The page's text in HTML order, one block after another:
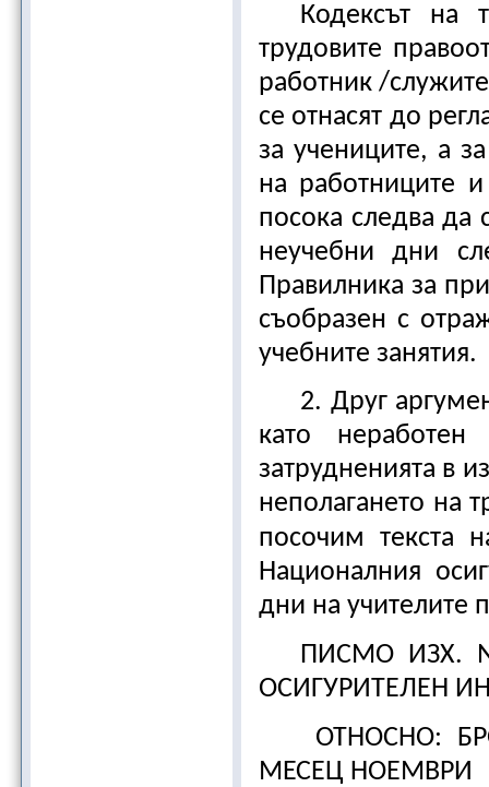
Кодексът на
трудовите
работник /
се отнасят до
за учениците, а
на работниците
посока следва да
неучебни дни
Правилника за
съобразен с
учебните занятия.
2. Друг
като
затрудненията в
неполагането на
посочим текста
Националния
дни на учителите
ПИСМО ИЗХ.
ОСИГУРИТЕЛЕН
ОТНОСНО:
МЕСЕЦ НОЕМВРИ